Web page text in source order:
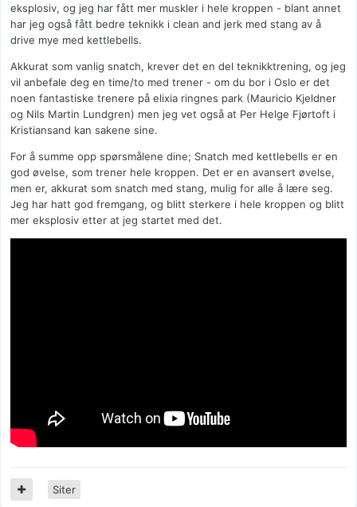
eksplosiv, og jeg har fått mer muskler i hele kroppen - blant annet
har jeg også fått bedre teknikk i clean and jerk med stang av å
drive mye med kettlebells.
Akkurat som vanlig snatch, krever det en del teknikktrening, og jeg
vil anbefale deg en time/to med trener - om du bor i Oslo er det
noen fantastiske trenere på elixia ringnes park (Mauricio Kjeldner
og Nils Martin Lundgren) men jeg vet også at Per Helge Fjørtoft i
Kristiansand kan sakene sine.
For å summe opp spørsmålene dine; Snatch med kettlebells er en
god øvelse, som trener hele kroppen. Det er en avansert øvelse,
men er, akkurat som snatch med stang, mulig for alle å lære seg.
Jeg har hatt god fremgang, og blitt sterkere i hele kroppen og blitt
mer eksplosiv etter at jeg startet med det.
Siter